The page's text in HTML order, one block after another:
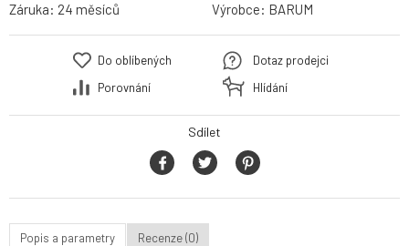
Záruka: 24 měsíců Výrobce: BARUM
Do oblíbených
Porovnání
Dotaz prodejci
Hlídání
Sdílet
Popis a parametry Recenze (0)